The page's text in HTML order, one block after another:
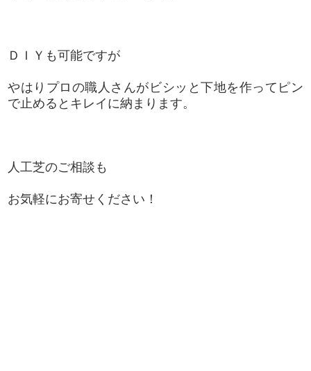
ＤＩＹも可能ですが
やはりプロの職人さんがビシッと下地を作ってピン
で止めるとキレイに納まります。
人工芝のご相談も
お気軽にお寄せください！